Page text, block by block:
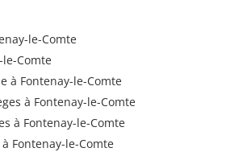
le-Comte
Comte
à Fontenay-le-Comte
à Fontenay-le-Comte
à Fontenay-le-Comte
Fontenay-le-Comte